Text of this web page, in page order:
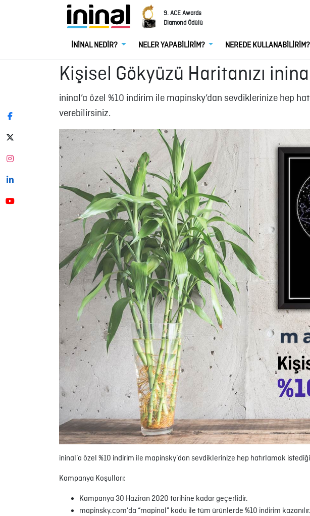
9. ACE Awards
Diamond Ödülü
İNİNAL NEDİR? NELER YAPABİLİRİM? NEREDE KULLANABİLİRİM?
Kişisel Gökyüzü Haritanızı
ininal’a özel %10 indirim ile mapinsky’dan sevdiklerinize hep
verebilirsiniz.
ininal’a özel %10 indirim ile mapinsky’dan sevdiklerinize hep hatırlamak
Kampanya Koşulları:
Kampanya 30 Haziran 2020 tarihine kadar geçerlidir.
mapinsky.com’da “mapinal” kodu ile tüm ürünlerde %10 indirim kazanılır.